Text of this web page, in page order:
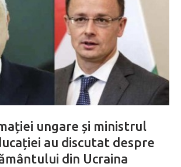
ungare și ministrul
au discutat despre
din Ucraina